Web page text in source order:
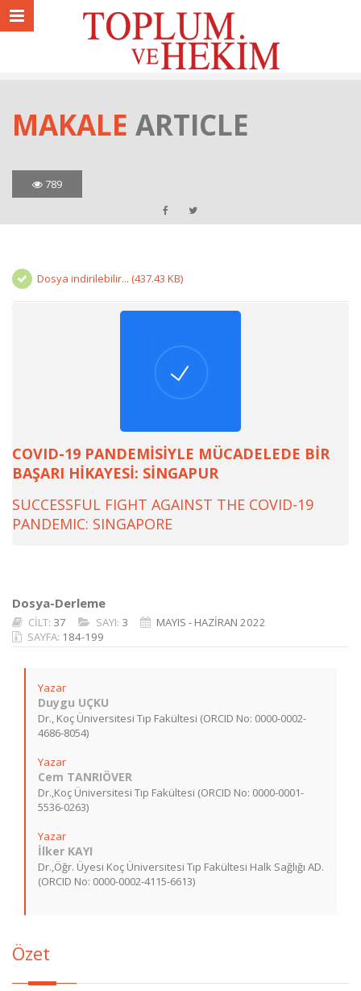
MAKALE ARTICLE
789
Dosya indirilebilir... (437.43 KB)
COVID-19 PANDEMİSİYLE MÜCADELEDE BİR
BAŞARI HİKAYESİ: SİNGAPUR
SUCCESSFUL FIGHT AGAINST THE COVID-19
PANDEMIC: SINGAPORE
Dosya-Derleme
CİLT: 37 SAYI: 3
MAYIS - HAZİRAN 2022
SAYFA: 184-199
Yazar
Duygu UÇKU
Dr., Koç Üniversitesi Tıp Fakültesi (ORCID No: 0000-0002-
4686-8054)
Yazar
Cem TANRIÖVER
Dr.,Koç Üniversitesi Tıp Fakültesi (ORCID No: 0000-0001-
5536-0263)
Yazar
İlker KAYI
Dr.,Öğr. Üyesi Koç Üniversitesi Tıp Fakültesi Halk Sağlığı AD.
(ORCID No: 0000-0002-4115-6613)
Özet